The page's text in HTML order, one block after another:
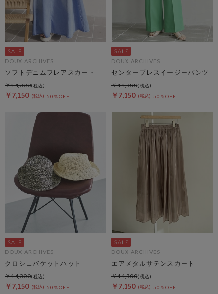
DOUX ARCHIVES
ソフトデニムフレアスカート
￥7,150 50％OFF
￥14,300
DOUX ARCHIVES
センタープレスイージーパンツ
￥7,150 50％OFF
￥14,300
DOUX ARCHIVES
クロシェバケットハット
￥7,150 50％OFF
￥14,300
DOUX ARCHIVES
エアメタルサテンスカート
￥7,150 50％OFF
￥14,300